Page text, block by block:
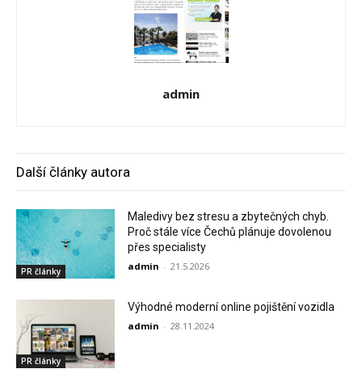
admin
Další články autora
PR články
Maledivy bez stresu a zbytečných chyb.
Proč stále více Čechů plánuje dovolenou
přes specialisty
admin - 21.5.2026
PR články
Výhodné moderní online pojištění vozidla
admin - 28.11.2024